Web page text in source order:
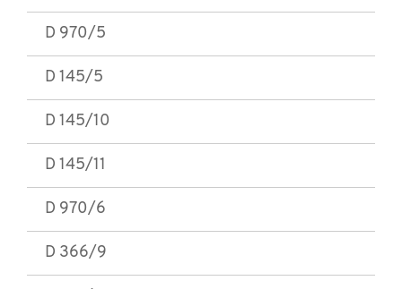
D 970/5
D 145/5
D 145/10
D 145/11
D 970/6
D 366/9